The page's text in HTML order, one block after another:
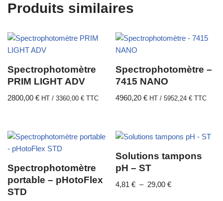
Produits similaires
Spectrophotomètre
PRIM LIGHT ADV
2800,00 € HT / 3360,00 € TTC
Spectrophotomètre –
7415 NANO
4960,20€ HT /5952,24€ TTC
Spectrophotomètre
portable – pHotoFlex
STD
Solutions tampons
pH – ST
4,81€ – 29,00€